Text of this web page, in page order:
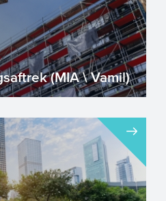
(MIA \ Vamil)
kunnen
voordelig investeren
technieken...